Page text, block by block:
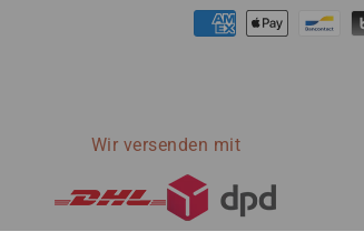
Zahlungsmöglichkeiten
Wir versenden mit